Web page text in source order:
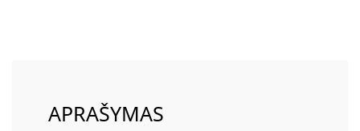
APRAŠYMAS